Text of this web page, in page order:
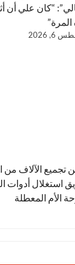
“كان علي
6, 2026
تجميع الآلاف من
استغلال أدوات
الأم المعطلة